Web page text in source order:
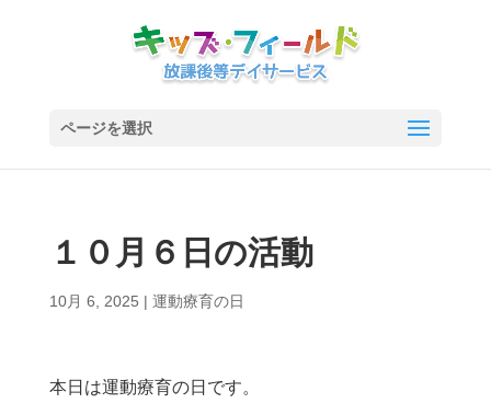
ページを選択
１０月６日の活動
10月 6, 2025 | 運動療育の日
本日は運動療育の日です。